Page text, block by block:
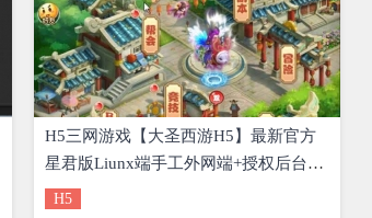
H5三网游戏【大圣西游H5】最新官方
星君版Liunx端手工外网端+授权后台
+详细教程
H5